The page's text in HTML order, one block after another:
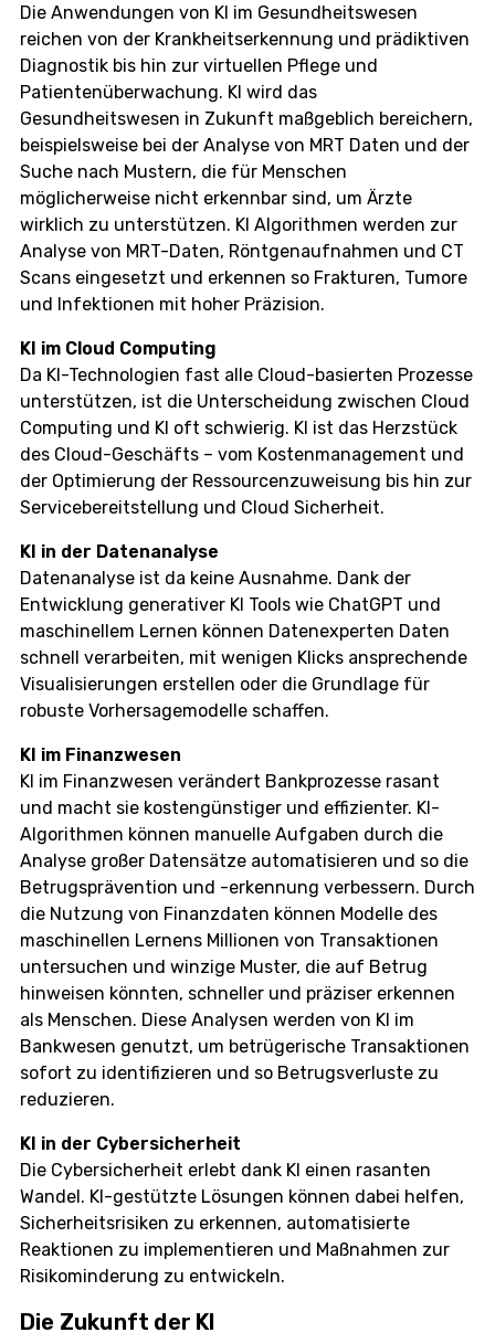
Die Anwendungen von KI im Gesundheitswesen
reichen von der Krankheitserkennung und prädiktiven
Diagnostik bis hin zur virtuellen Pflege und
Patientenüberwachung. KI wird das
Gesundheitswesen in Zukunft maßgeblich bereichern,
beispielsweise bei der Analyse von MRT Daten und der
Suche nach Mustern, die für Menschen
möglicherweise nicht erkennbar sind, um Ärzte
wirklich zu unterstützen. KI Algorithmen werden zur
Analyse von MRT-Daten, Röntgenaufnahmen und CT
Scans eingesetzt und erkennen so Frakturen, Tumore
und Infektionen mit hoher Präzision.
KI im Cloud Computing
Da KI-Technologien fast alle Cloud-basierten Prozesse
unterstützen, ist die Unterscheidung zwischen Cloud
Computing und KI oft schwierig. KI ist das Herzstück
des Cloud-Geschäfts – vom Kostenmanagement und
der Optimierung der Ressourcenzuweisung bis hin zur
Servicebereitstellung und Cloud Sicherheit.
KI in der Datenanalyse
Datenanalyse ist da keine Ausnahme. Dank der
Entwicklung generativer KI Tools wie ChatGPT und
maschinellem Lernen können Datenexperten Daten
schnell verarbeiten, mit wenigen Klicks ansprechende
Visualisierungen erstellen oder die Grundlage für
robuste Vorhersagemodelle schaffen.
KI im Finanzwesen
KI im Finanzwesen verändert Bankprozesse rasant
und macht sie kostengünstiger und effizienter. KI-
Algorithmen können manuelle Aufgaben durch die
Analyse großer Datensätze automatisieren und so die
Betrugsprävention und -erkennung verbessern. Durch
die Nutzung von Finanzdaten können Modelle des
maschinellen Lernens Millionen von Transaktionen
untersuchen und winzige Muster, die auf Betrug
hinweisen könnten, schneller und präziser erkennen
als Menschen. Diese Analysen werden von KI im
Bankwesen genutzt, um betrügerische Transaktionen
sofort zu identifizieren und so Betrugsverluste zu
reduzieren.
KI in der Cybersicherheit
Die Cybersicherheit erlebt dank KI einen rasanten
Wandel. KI-gestützte Lösungen können dabei helfen,
Sicherheitsrisiken zu erkennen, automatisierte
Reaktionen zu implementieren und Maßnahmen zur
Risikominderung zu entwickeln.
Die Zukunft der KI